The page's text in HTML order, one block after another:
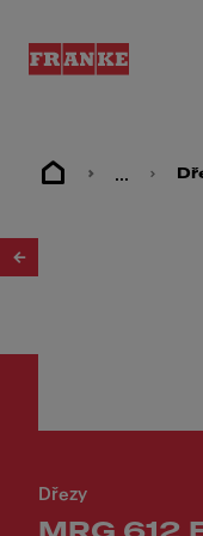
...
Dřezy